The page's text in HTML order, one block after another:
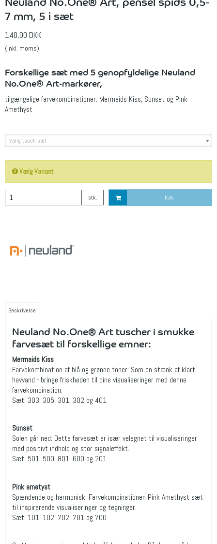
7 mm, 5 i sæt
140,00 DKK
(inkl. moms)
Forskellige sæt med 5 genopfyldelige Neuland
No.One® Art-markører,
tilgængelige farvekombinationer: Mermaids Kiss, Sunset og Pink
Amethyst
Vælg tusch sæt
Vælg Variant
stk. Køb
Beskrivelse
Neuland No.One® Art tuscher i smukke
farvesæt til forskellige emner:
Mermaids Kiss
Farvekombination af blå og grønne toner: Som en stænk af klart
havvand - bringe friskheden til dine visualiseringer med denne
farvekombination.
Sæt: 303, 305, 301, 302 og 401
Sunset
Solen går ned: Dette farvesæt er især velegnet til visualiseringer
med positivt indhold og stor signaleffekt.
Sæt: 501, 500, 801, 600 og 201
Pink ametyst
Spændende og harmonisk: Farvekombinationen Pink Amethyst sæt
til inspirerende visualiseringer og tegninger.
Sæt: 101, 102, 702, 701 og 700